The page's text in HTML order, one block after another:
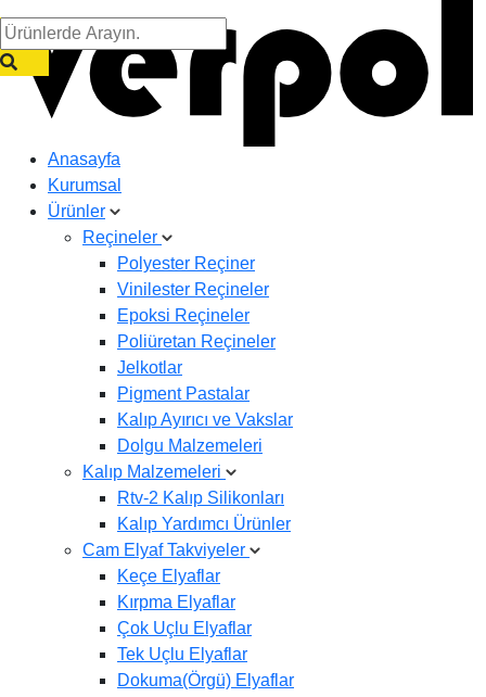
Anasayfa
Kurumsal
Ürünler
Reçineler
Polyester Reçiner
Vinilester Reçineler
Epoksi Reçineler
Poliüretan Reçineler
Jelkotlar
Pigment Pastalar
Kalıp Ayırıcı ve Vakslar
Dolgu Malzemeleri
Kalıp Malzemeleri
Rtv-2 Kalıp Silikonları
Kalıp Yardımcı Ürünler
Cam Elyaf Takviyeler
Keçe Elyaflar
Kırpma Elyaflar
Çok Uçlu Elyaflar
Tek Uçlu Elyaflar
Dokuma(Örgü) Elyaflar